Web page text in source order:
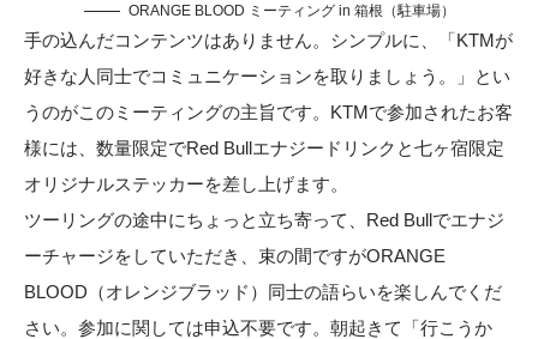
ORANGE BLOOD ミーティング in 箱根（駐車場）
手の込んだコンテンツはありません。シンプルに、「KTMが
好きな人同士でコミュニケーションを取りましょう。」とい
うのがこのミーティングの主旨です。KTMで参加されたお客
様には、数量限定でRed Bullエナジードリンクと七ヶ宿限定
オリジナルステッカーを差し上げます。
ツーリングの途中にちょっと立ち寄って、Red Bullでエナジ
ーチャージをしていただき、束の間ですがORANGE
BLOOD（オレンジブラッド）同士の語らいを楽しんでくだ
さい。参加に関しては申込不要です。朝起きて「行こうか